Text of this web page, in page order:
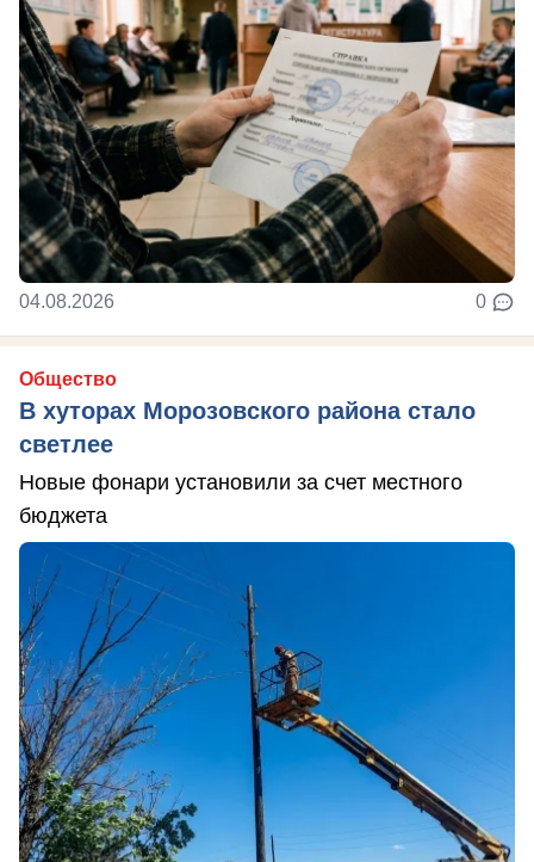
04.08.2026 0
Общество
В хуторах Морозовского района стало
светлее
Новые фонари установили за счет местного
бюджета